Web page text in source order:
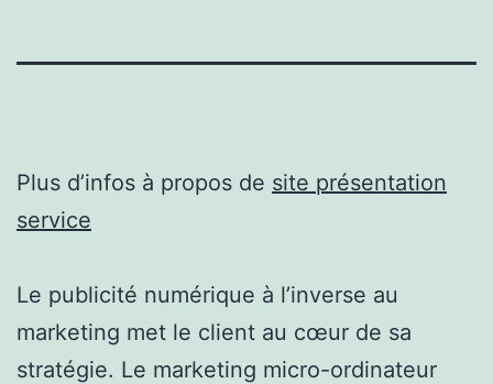
Plus d’infos à propos de site présentation
service
Le publicité numérique à l’inverse au
marketing met le client au cœur de sa
stratégie. Le marketing micro-ordinateur